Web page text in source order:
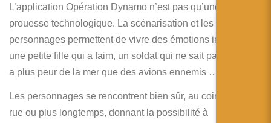
L’application Opération Dynamo n’est pas qu’une
prouesse technologique. La scénarisation et les
personnages permettent de vivre des émotions intenses :
une petite fille qui a faim, un soldat qui ne sait pas nager et
a plus peur de la mer que des avions ennemis …
Les personnages se rencontrent bien sûr, au coin d’une
rue ou plus longtemps, donnant la possibilité à